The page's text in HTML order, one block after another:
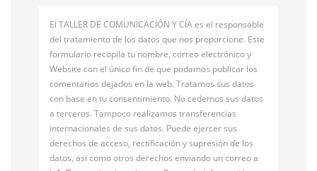
El TALLER DE COMUNICACIÓN Y CÍA es el responsable
del tratamiento de los datos que nos proporcione. Este
formulario recopila tu nombre, correo electrónico y
Website con el único fin de que podamos publicar los
comentarios dejados en la web. Tratamos sus datos
con base en tu consentimiento. No cedemos sus datos
a terceros. Tampoco realizamos transferencias
internacionales de sus datos. Puede ejercer sus
derechos de acceso, rectificación y supresión de los
datos, así como otros derechos enviando un correo a